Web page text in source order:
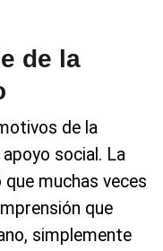
de la
de la
social. La
muchas veces
que
simplemente